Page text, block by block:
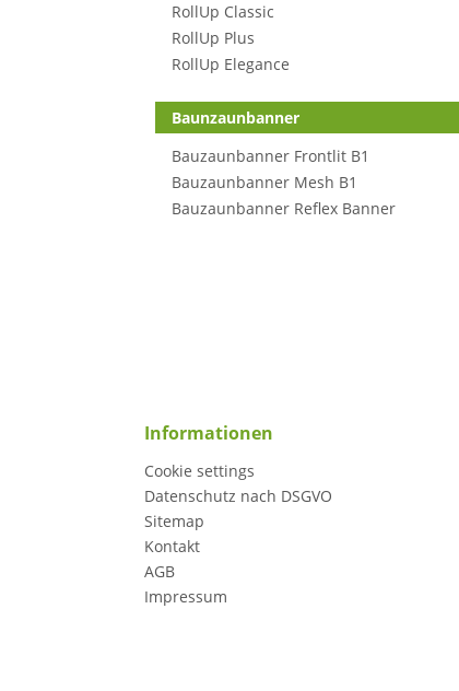
RollUp Classic
RollUp Plus
RollUp Elegance
Baunzaunbanner
Bauzaunbanner Frontlit B1
Bauzaunbanner Mesh B1
Bauzaunbanner Reflex Banner
Informationen
Cookie settings
Datenschutz nach DSGVO
Sitemap
Kontakt
AGB
Impressum